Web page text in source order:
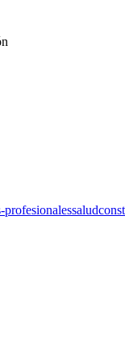
profesionalessalud